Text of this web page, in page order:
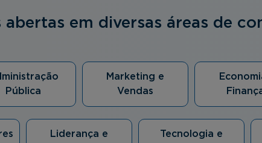
abertas em diversas áreas de
Pública
Marketing e
Vendas
Liderança e
Tecnologia e